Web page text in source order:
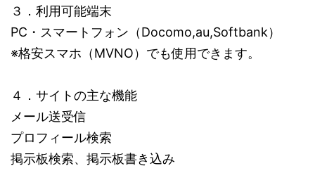
３．利用可能端末
PC・スマートフォン（Docomo,au,Softbank）
※格安スマホ（MVNO）でも使用できます。
４．サイトの主な機能
メール送受信
プロフィール検索
掲示板検索、掲示板書き込み